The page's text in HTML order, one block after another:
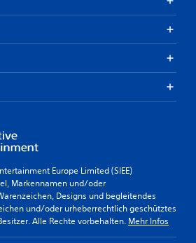
Europe Limited (SIEE)
Markennamen und/oder
Designs und begleitendes
und/oder urheberrechtlich geschütztes
Alle Rechte vorbehalten. Mehr Infos